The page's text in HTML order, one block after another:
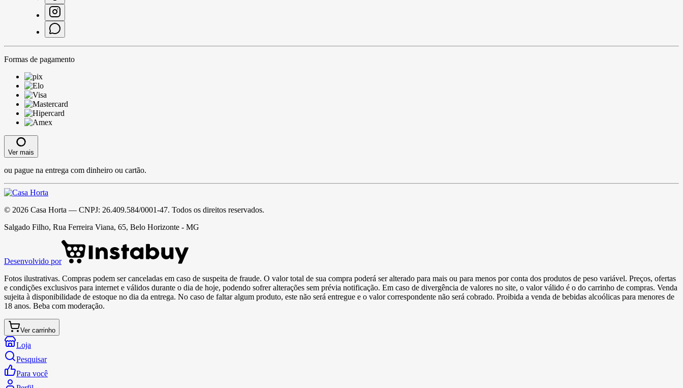
Formas de pagamento
Ver mais
ou pague na entrega com dinheiro ou cartão.
© 2026 Casa Horta — CNPJ: 26.409.584/0001-47. Todos os direitos reservados.
Salgado Filho, Rua Ferreira Viana, 65, Belo Horizonte - MG
Desenvolvido por
Fotos ilustrativas. Compras podem ser canceladas em caso de suspeita de fraude. O valor total de sua compra poderá ser alterado para mais ou para menos por conta dos produtos de peso variável. Preços, ofertas
e condições exclusivos para internet e válidos durante o dia de hoje, podendo sofrer alterações sem prévia notificação. Em caso de divergência de valores no site, o valor válido é o do carrinho de compras. Venda
sujeita à disponibilidade de estoque no dia da entrega. No caso de faltar algum produto, este não será entregue e o valor correspondente não será cobrado. Proibida a venda de bebidas alcoólicas para menores de
18 anos. Beba com moderação.
Ver carrinho
Loja
Pesquisar
Para você